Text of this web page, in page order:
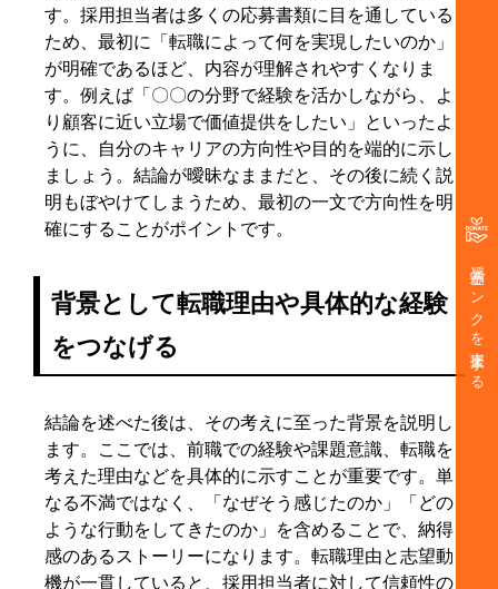
奨学金バンクを支援する
す。採用担当者は多くの応募書類に目を通している
ため、最初に「転職によって何を実現したいのか」
が明確であるほど、内容が理解されやすくなりま
す。例えば「〇〇の分野で経験を活かしながら、よ
り顧客に近い立場で価値提供をしたい」といったよ
うに、自分のキャリアの方向性や目的を端的に示し
ましょう。結論が曖昧なままだと、その後に続く説
明もぼやけてしまうため、最初の一文で方向性を明
確にすることがポイントです。
背景として転職理由や具体的な経験
をつなげる
結論を述べた後は、その考えに至った背景を説明し
ます。ここでは、前職での経験や課題意識、転職を
考えた理由などを具体的に示すことが重要です。単
なる不満ではなく、「なぜそう感じたのか」「どの
ような行動をしてきたのか」を含めることで、納得
感のあるストーリーになります。転職理由と志望動
機が一貫していると、採用担当者に対して信頼性の